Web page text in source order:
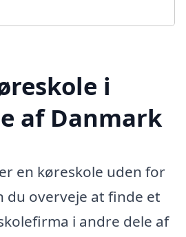
i
af Danmark
en køreskole uden for
du overveje at finde et
i andre dele af